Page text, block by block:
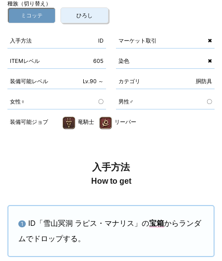
種族（切り替え）
ミコッテ
ひろし
入手方法 ID マーケット取引 ✖
ITEMレベル 605 染色 ✖
装備可能レベル Lv.90 ～ カテゴリ 胴防具
女性♀ 〇 男性♂ 〇
装備可能ジョブ 竜騎士 リーパー
入手方法
How to get
1 ID「雪山冥洞 ラピス・マナリス」の宝箱からランダ
ムでドロップする。